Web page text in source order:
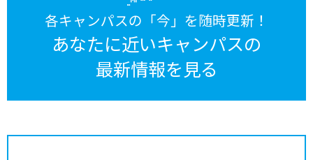
各キャンパスの「今」を随時更新！
あなたに近いキャンパスの
最新情報を見る